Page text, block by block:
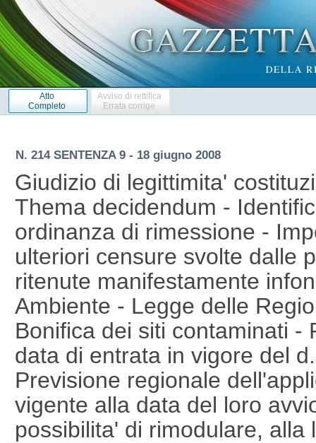
Atto
Completo
Avviso di rettifica
Errata corrige
N. 214 SENTENZA 9 - 18 giugno 2008
Giudizio di legittimita'
Thema decidendum -
ordinanza di rimessione -
ulteriori censure svolte dalle
ritenute manifestamente
Ambiente - Legge delle
Bonifica dei siti contaminati -
data di entrata in vigore del
Previsione regionale
vigente alla data del loro
possibilita' di rimodulare,